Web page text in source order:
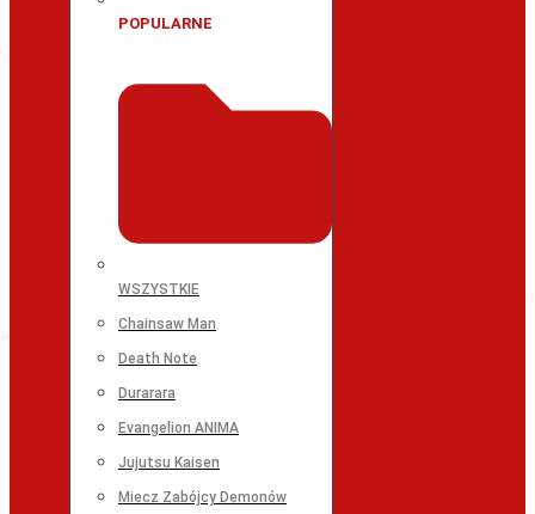
POPULARNE
WSZYSTKIE
Chainsaw Man
Death Note
Durarara
Evangelion ANIMA
Jujutsu Kaisen
Miecz Zabójcy Demonów